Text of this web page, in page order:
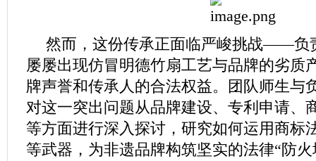
然而，这份传承正面临严峻挑战——负
屡屡出现仿冒明德竹扇工艺与品牌的劣质
牌声誉和传承人的合法权益。团队师生与
对这一突出问题从品牌建设、专利申请、
等方面进行深入探讨，研究如何运用商标
等武器，为非遗品牌构筑坚实的法律“防